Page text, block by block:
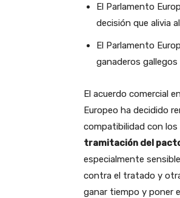
El Parlamento
decisión que alivia
El Parlamento
ganaderos
El acuerdo comercial
Europeo ha decidido
compatibilidad con
tramitación del
especialmente
contra el tratado y
ganar tiempo y poner